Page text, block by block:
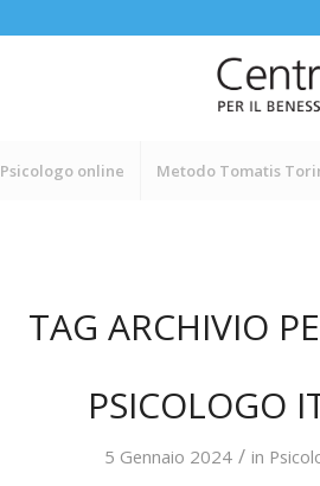
Psicologo online Metodo Tomatis
TAG ARCHIVIO
PSICOLOGO
5 Gennaio 2024 / in